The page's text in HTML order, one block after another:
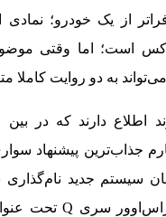
فراتر از یک خودرو؛
است؛ اما وقتی
به دو روایت کاملا
اطلاع دارند که در
جذاب‌ترین پیشنهاد
سیستم جدید نام‌گذاری